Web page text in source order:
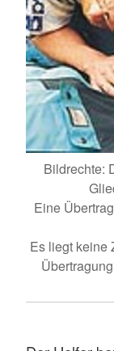
Bildrechte:
Eine
Es liegt keine